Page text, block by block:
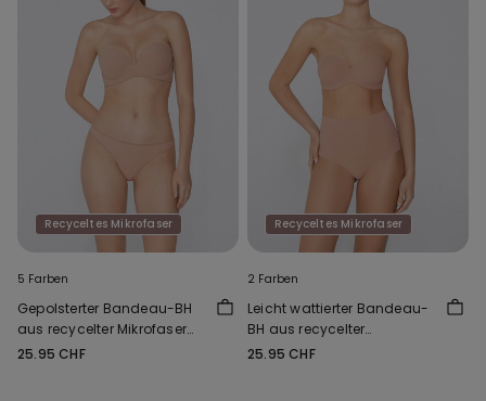
Recyceltes Mikrofaser
5 Farben
Gepolsterter Bandeau-BH
aus recycelter Mikrofaser
mit Ausschnitt
25.95 CHF
Recyceltes Mikrofaser
2 Farben
Leicht wattierter Bandeau-
BH aus recycelter
Mikrofaser Full Coverage
25.95 CHF